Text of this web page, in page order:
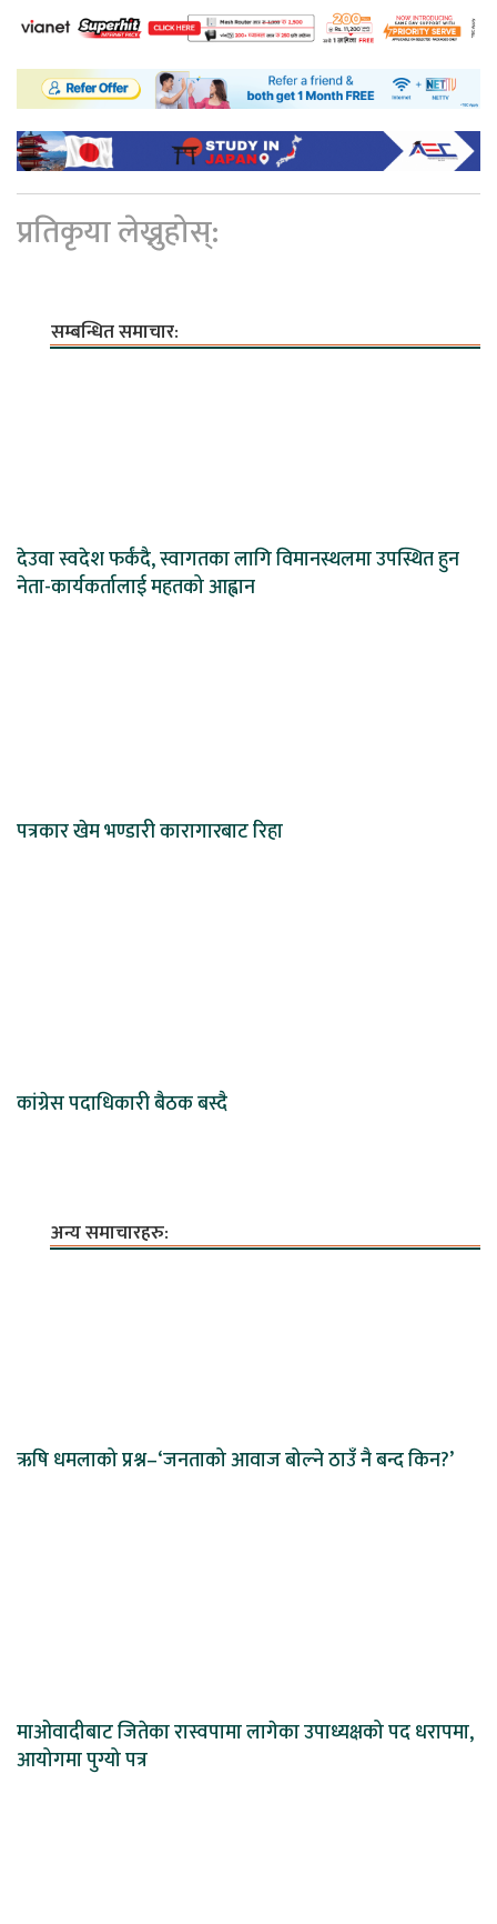
प्रतिकृया लेख्नुहोस्:
सम्बन्धित समाचार:
देउवा स्वदेश फर्कंदै, स्वागतका लागि विमानस्थलमा उपस्थित हुन
नेता-कार्यकर्तालाई महतको आह्वान
पत्रकार खेम भण्डारी कारागारबाट रिहा
कांग्रेस पदाधिकारी बैठक बस्दै
अन्य समाचारहरु:
ऋषि धमलाको प्रश्न–‘जनताको आवाज बोल्ने ठाउँ नै बन्द किन?’
माओवादीबाट जितेका रास्वपामा लागेका उपाध्यक्षको पद धरापमा,
आयोगमा पुग्यो पत्र